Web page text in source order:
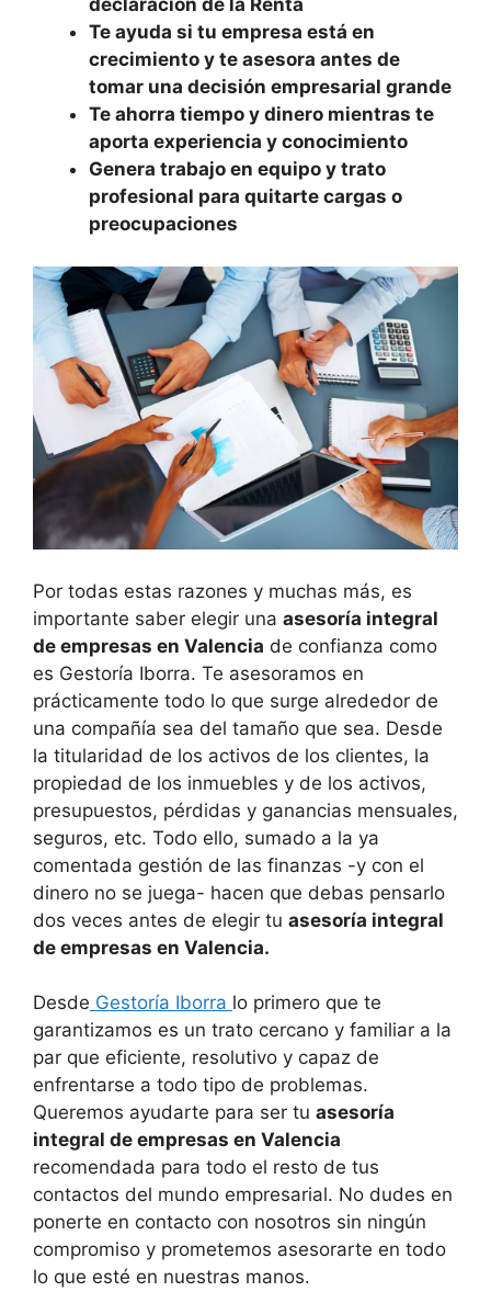
declaración de la Renta
Te ayuda si tu empresa está en
crecimiento y te asesora antes de
tomar una decisión empresarial grande
Te ahorra tiempo y dinero mientras te
aporta experiencia y conocimiento
Genera trabajo en equipo y trato
profesional para quitarte cargas o
preocupaciones
Por todas estas razones y muchas más, es
importante saber elegir una asesoría integral
de empresas en Valencia de confianza como
es Gestoría Iborra. Te asesoramos en
prácticamente todo lo que surge alrededor de
una compañía sea del tamaño que sea. Desde
la titularidad de los activos de los clientes, la
propiedad de los inmuebles y de los activos,
presupuestos, pérdidas y ganancias mensuales,
seguros, etc. Todo ello, sumado a la ya
comentada gestión de las finanzas -y con el
dinero no se juega- hacen que debas pensarlo
dos veces antes de elegir tu asesoría integral
de empresas en Valencia.
Desde Gestoría Iborra lo primero que te
garantizamos es un trato cercano y familiar a la
par que eficiente, resolutivo y capaz de
enfrentarse a todo tipo de problemas.
Queremos ayudarte para ser tu asesoría
integral de empresas en Valencia
recomendada para todo el resto de tus
contactos del mundo empresarial. No dudes en
ponerte en contacto con nosotros sin ningún
compromiso y prometemos asesorarte en todo
lo que esté en nuestras manos.